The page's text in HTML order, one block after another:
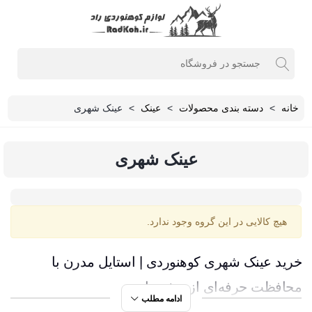
خانه > دسته بندی محصولات > عینک > عینک شهری
عینک شهری
هیچ کالایی در این گروه وجود ندارد.
خرید عینک شهری کوهنوردی | استایل مدرن با
محافظت حرفه‌ای از چشم‌ها
ادامه مطلب